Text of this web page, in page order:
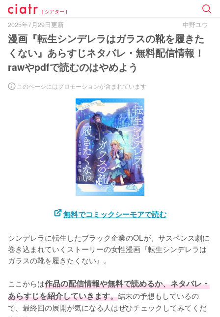
[ シアター ]
2025年7月29日更新 中野ユウ
漫画『転生シンデレラはガラスの靴を履きた
くない』あらすじネタバレ・無料配信情報！
rawやpdfで読むのはやめよう
このページにはプロモーションが含まれています
無料でコミックシーモアで読む
シンデレラに転生したブラック企業のOLが、サスペンス劇に
巻き込まれていくストーリーの女性漫画『転生シンデレラは
ガラスの靴を履きたくない』。
ここからは作品の配信情報や無料で読めるか、ネタバレ・
あらすじを紹介していきます。結末の予想もしているの
で、最終回の展開が気になる人はぜひチェックしてみてくだ